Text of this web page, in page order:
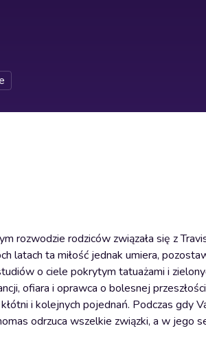
rozwodzie rodziców związała się z
latach ta miłość jednak umiera,
o ciele pokrytym tatuażami i
ofiara i oprawca o bolesnej
i kolejnych pojednań. Podczas gdy
odrzuca wszelkie związki, a w jego